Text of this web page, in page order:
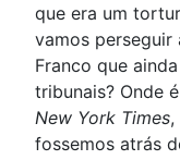
que era um
vamos
Franco que
tribunais? Onde
New York Times,
fossemos atrás